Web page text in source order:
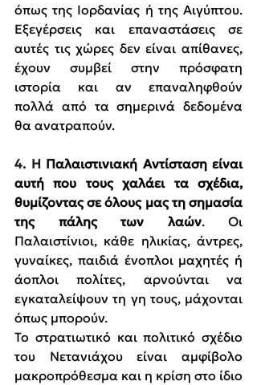
όπως της Ιορδανίας ή της Αιγύπτου.
Εξεγέρσεις και επαναστάσεις σε
αυτές τις χώρες δεν είναι απίθανες,
έχουν συμβεί στην πρόσφατη
ιστορία και αν επαναληφθούν
πολλά από τα σημερινά δεδομένα
θα ανατραπούν.
4. Η Παλαιστινιακή Αντίσταση είναι
αυτή που τους χαλάει τα σχέδια,
θυμίζοντας σε όλους μας τη σημασία
της πάλης των λαών. Οι
Παλαιστίνιοι, κάθε ηλικίας, άντρες,
γυναίκες, παιδιά ένοπλοι μαχητές ή
άοπλοι πολίτες, αρνούνται να
εγκαταλείψουν τη γη τους, μάχονται
όπως μπορούν.
Το στρατιωτικό και πολιτικό σχέδιο
του Νετανιάχου είναι αμφίβολο
μακροπρόθεσμα και η κρίση στο ίδιο